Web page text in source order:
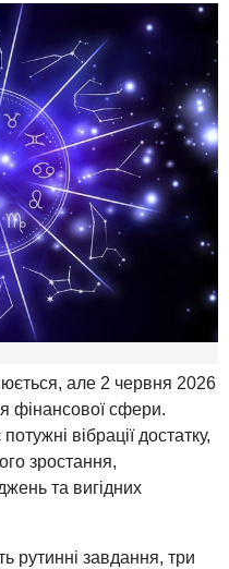
але 2 червня 2026
фінансової сфери.
вібрації достатку,
зростання,
та вигідних
рутинні завдання, три